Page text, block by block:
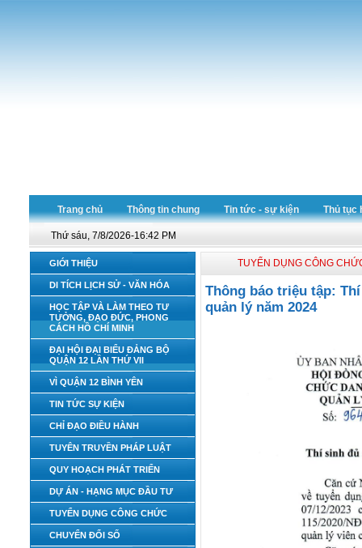
Trang chủ Thông tin chung Tin tức - sự kiện Thủ tục
Thứ sáu, 7/8/2026-16:42 PM
GIỚI THIỆU
DI TÍCH LỊCH SỬ - VĂN HÓA
HỌC TẬP VÀ LÀM THEO TƯ
TƯỞNG, ĐẠO ĐỨC, PHONG
CÁCH HỒ CHÍ MINH
ĐẠI HỘI ĐẠI BIỂU ĐẢNG BỘ
QUẬN 12 LẦN THỨ VII
VÌ QUẬN 12 BÌNH YÊN
TIN TỨC SỰ KIỆN
CHỈ ĐẠO ĐIỀU HÀNH
TUYÊN TRUYỀN PHÁP LUẬT
QUY HOẠCH PHÁT TRIỂN
DỰ ÁN - HẠNG MỤC ĐẦU TƯ
TUYỂN DỤNG CÔNG CHỨC
CHUYỂN ĐỔI SỐ
TUYỂN DỤNG CÔNG
Thông báo triệu tập:
quản lý năm 2024